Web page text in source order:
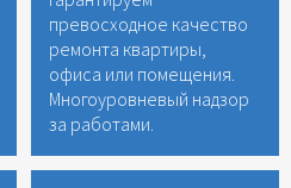
превосходное качество
ремонта квартиры,
офиса или помещения.
Многоуровневый надзор
за работами.